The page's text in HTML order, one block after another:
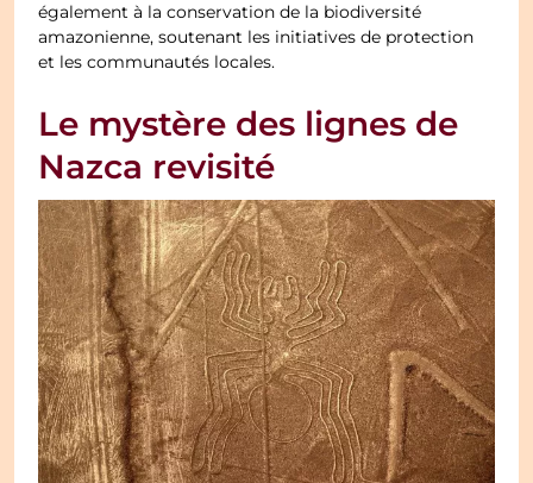
également à la conservation de la biodiversité
amazonienne, soutenant les initiatives de protection
et les communautés locales.
Le mystère des lignes de
Nazca revisité